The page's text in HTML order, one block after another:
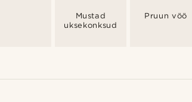
Mustad
uksekonksud
Pruun vöö